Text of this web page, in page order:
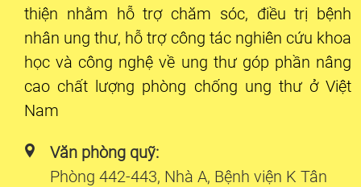
thiện nhằm hỗ trợ chăm sóc, điều trị bệnh
nhân ung thư, hỗ trợ công tác nghiên cứu khoa
học và công nghệ về ung thư góp phần nâng
cao chất lượng phòng chống ung thư ở Việt
Nam
Văn phòng quỹ:
Phòng 442-443, Nhà A, Bệnh viện K Tân